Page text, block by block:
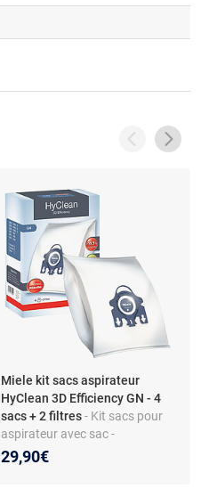
Miele kit sacs aspirateur
HyClean 3D Efficiency GN - 4
sacs + 2 filtres- Kit sacs pour
aspirateur avec sac -
Microfibre HyClean 3D
Efficiency - Filtration 9 niveaux
29,90€